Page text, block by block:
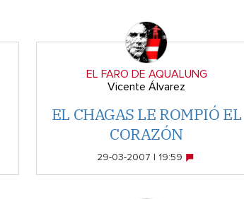
EL FARO DE AQUALUNG
Vicente Álvarez
EL CHAGAS LE ROMPIÓ EL
CORAZÓN
29-03-2007 | 19:59